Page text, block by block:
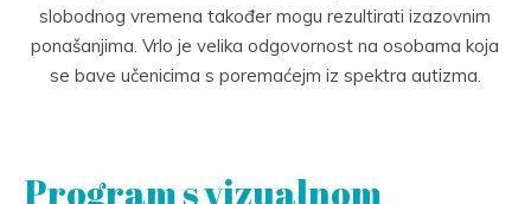
slobodnog vremena također mogu rezultirati izazovnim
ponašanjima. Vrlo je velika odgovornost na osobama koja
se bave učenicima s poremaćejm iz spektra autizma.
Program s vizualnom